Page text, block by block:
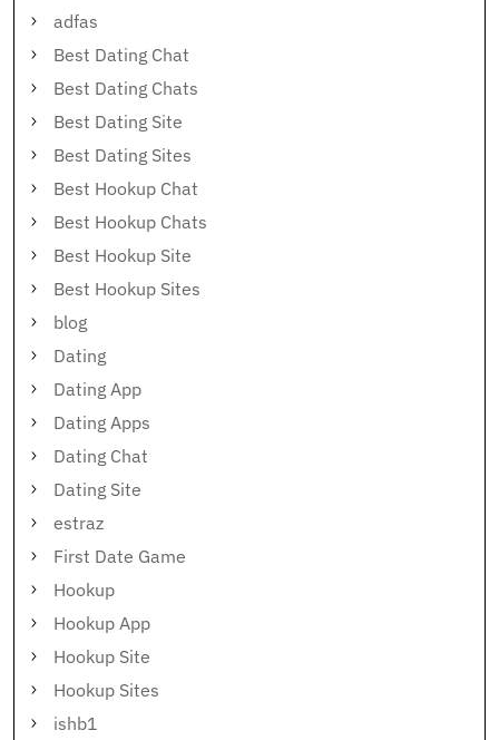
adfas
Best Dating Chat
Best Dating Chats
Best Dating Site
Best Dating Sites
Best Hookup Chat
Best Hookup Chats
Best Hookup Site
Best Hookup Sites
blog
Dating
Dating App
Dating Apps
Dating Chat
Dating Site
estraz
First Date Game
Hookup
Hookup App
Hookup Site
Hookup Sites
ishb1